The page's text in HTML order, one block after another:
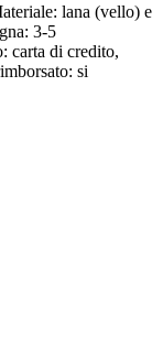
lana (vello) e
3-5
carta di credito,
si